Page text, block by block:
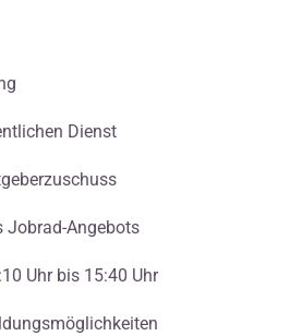
Dienst
Jobrad-Angebots
Uhr bis 15:40 Uhr